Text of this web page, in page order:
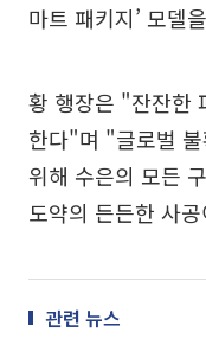
마트 패키지’ 모델
황 행장은 "잔잔한
한다"며 "글로벌
위해 수은의 모든
도약의 든든한 사
관련 뉴스